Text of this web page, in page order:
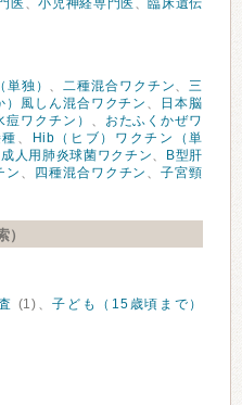
医 、小児神経専門医 、臨床遺伝
独） 、二種混合ワクチン、三
）風しん混合ワクチン 、
日本脳
ワクチン） 、
おたふくかぜワ
、
Hib（ヒブ）ワクチン（単
成人用肺炎球菌ワクチン、
B型肝
ン 、 四種混合ワクチン 、子宮頸
）
(1)、子ども（15歳頃まで）